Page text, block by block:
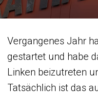
Vergangenes Jahr
gestartet und habe
Linken beizutreten
Tatsächlich ist das